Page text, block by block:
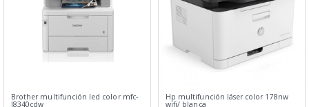
Brother multifunción led color mfc-
l8340cdw
Hp multifunción láser color 178nw
wifi/ blanca